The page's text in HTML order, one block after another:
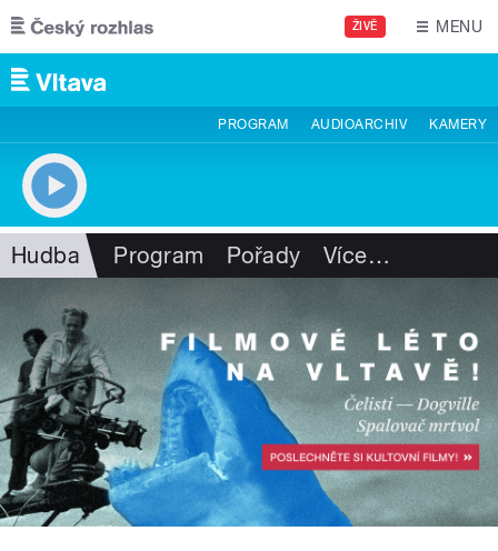
Přejít k hlavnímu obsahu
ŽIVĚ MENU
PROGRAM AUDIOARCHIV KAMERY
Hudba Program Pořady Více…